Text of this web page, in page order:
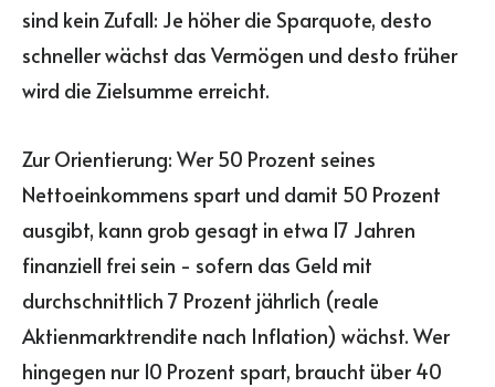
sind kein Zufall: Je höher die Sparquote, desto
schneller wächst das Vermögen und desto früher
wird die Zielsumme erreicht.
Zur Orientierung: Wer 50 Prozent seines
Nettoeinkommens spart und damit 50 Prozent
ausgibt, kann grob gesagt in etwa 17 Jahren
finanziell frei sein - sofern das Geld mit
durchschnittlich 7 Prozent jährlich (reale
Aktienmarktrendite nach Inflation) wächst. Wer
hingegen nur 10 Prozent spart, braucht über 40